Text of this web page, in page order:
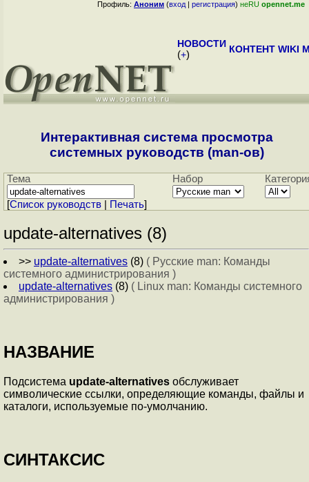
Профиль: Аноним (вход | регистрация) неRU opennet.me
НОВОСТИ
(+) КОНТЕНТ WIKI
Интерактивная система просмотра
системных руководств (man-ов)
Тема Набор
[Cписок руководств Печать]
update-alternatives (8)
>> update-alternatives (8) ( Русские man: Команды
системного администрирования )
update-alternatives (8) ( Linux man: Команды системного
администрирования )
НАЗВАНИЕ
Подсистема update-alternatives обслуживает
символические ссылки, определяющие команды, файлы и
каталоги, используемые по-умолчанию.
СИНТАКСИС